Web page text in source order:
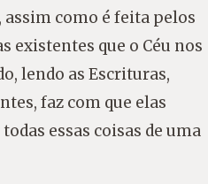
assim como é feita pelos
existentes que o Céu nos
lendo as Escrituras,
faz com que elas
essas coisas de uma